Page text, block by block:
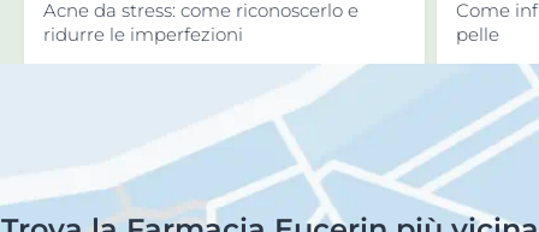
COMBATTERLA
Acne da stress: come riconoscerlo e
ridurre le imperfezioni
Come
pelle